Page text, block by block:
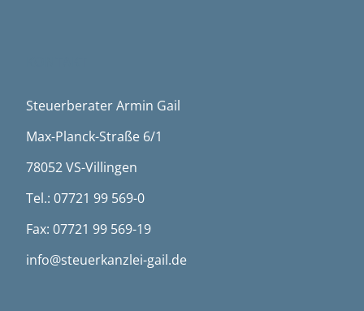
Steuerberater Armin Gail
Max-Planck-Straße 6/1
78052 VS-Villingen
Tel.: 07721 99 569-0
Fax: 07721 99 569-19
info@steuerkanzlei-gail.de